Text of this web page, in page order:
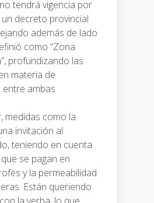
tendrá vigencia por
decreto provincial
además de lado
como “Zona
profundizando las
materia de
ambas
medidas como la
invitación al
teniendo en cuenta
se pagan en
y la permeabilidad
Están queriendo